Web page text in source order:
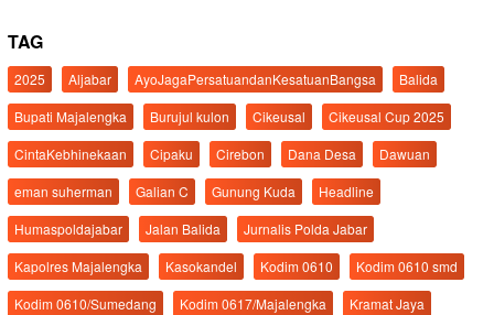
TAG
2025 Aljabar AyoJagaPersatuandanKesatuanBangsa
Balida
Bupati Majalengka
Burujul kulon Cikeusal
Cikeusal Cup 2025
CintaKebhinekaan
Cipaku Cirebon Dana Desa
Dawuan
eman suherman
Galian C Gunung Kuda
Headline
Humaspoldajabar
Jalan Balida
Jurnalis Polda Jabar
Kapolres Majalengka
Kasokandel Kodim 0610
Kodim 0610 smd
Kodim 0610/Sumedang
Kodim 0617/Majalengka
Kramat Jaya